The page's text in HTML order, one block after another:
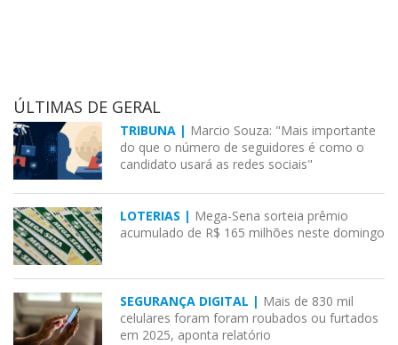
ÚLTIMAS DE GERAL
TRIBUNA | Marcio Souza: "Mais importante
do que o número de seguidores é como o
candidato usará as redes sociais"
LOTERIAS | Mega-Sena sorteia prêmio
acumulado de R$ 165 milhões neste domingo
SEGURANÇA DIGITAL | Mais de 830 mil
celulares foram foram roubados ou furtados
em 2025, aponta relatório